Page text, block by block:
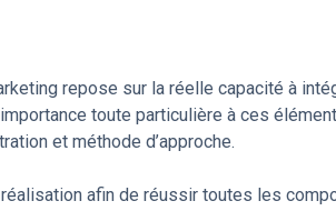
repose sur la réelle capacité à
toute particulière à ces
et méthode d’approche.
afin de réussir toutes les